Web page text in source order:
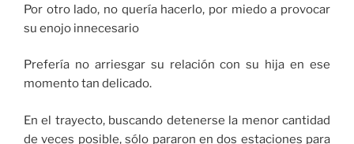
Por otro lado, no quería hacerlo, por miedo a provocar
su enojo innecesario
Prefería no arriesgar su relación con su hija en ese
momento tan delicado.
En el trayecto, buscando detenerse la menor cantidad
de veces posible, sólo pararon en dos estaciones para